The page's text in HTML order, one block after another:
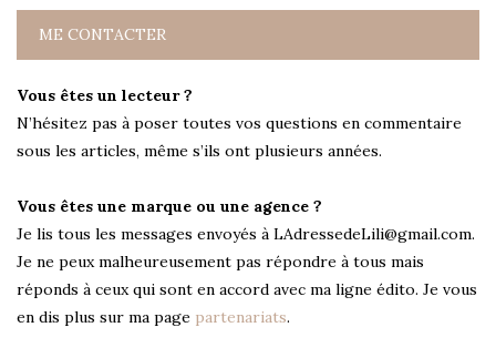
ME CONTACTER
Vous êtes un lecteur ?
N’hésitez pas à poser toutes vos questions en commentaire
sous les articles, même s’ils ont plusieurs années.
Vous êtes une marque ou une agence ?
Je lis tous les messages envoyés à LAdressedeLili@gmail.com.
Je ne peux malheureusement pas répondre à tous mais
réponds à ceux qui sont en accord avec ma ligne édito. Je vous
en dis plus sur ma page partenariats.